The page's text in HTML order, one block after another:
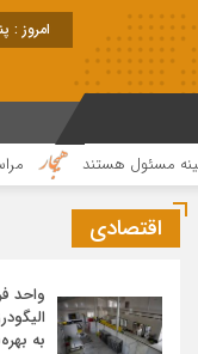
برابر
مراسم عزاداری واقامه
اقتصادی
واحد
به